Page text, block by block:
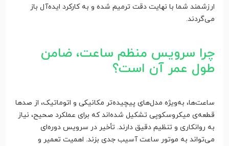
ارزشمند شما با نهایت دقت ترمیم شده و به کارکرد ایده‌آل باز
می‌گردند.
چرا سرویس منظم ساعت، ضامن
طول عمر آن است؟
ساعت‌ها، به‌ویژه مدل‌های پیچیده‌تر مکانیکی و اتوماتیک، از صدها
قطعه‌ی میکروسکوپی تشکیل شده‌اند که برای عملکرد صحیح، نیاز
به روانکاری و تنظیم دقیق دارند. تأخیر در سرویس دوره‌ای
می‌تواند به موتور ساعت آسیب جدی بزند. اهمیت تعمیر و